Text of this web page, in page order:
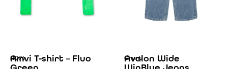
AO76
Amvi T-shirt – Fluo
Grunt
Avalon Wide